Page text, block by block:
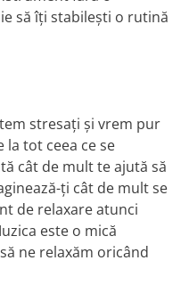
să îți stabilești o rutină
stresați și vrem pur
la tot ceea ce se
cât de mult te ajută să
ți cât de mult se
de relaxare atunci
este o mică
ne relaxăm oricând